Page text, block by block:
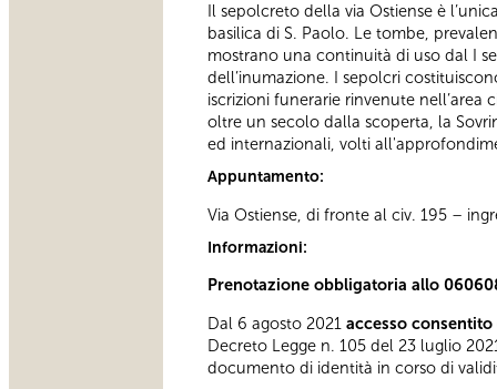
Il sepolcreto della via Ostiense è
basilica di S. Paolo. Le tombe,
mostrano una continuità di uso dal I
dell’inumazione. I sepolcri
iscrizioni funerarie rinvenute
oltre un secolo dalla scoperta, la
ed internazionali, volti
Appuntamento:
Via Ostiense, di fronte al civ. 195 –
Informazioni:
Prenotazione obbligatoria allo
Dal 6 agosto 2021 accesso
Decreto Legge n. 105 del 23 luglio
documento di identità in corso di